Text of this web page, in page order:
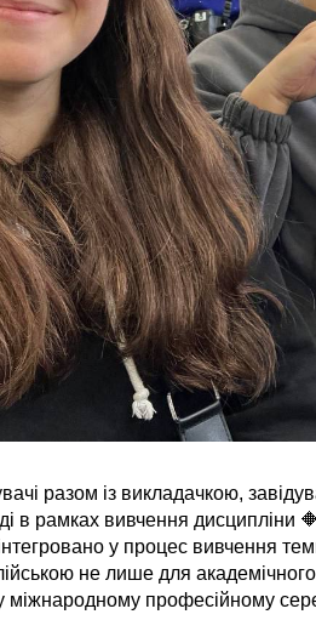
разом із викладачкою,
в рамках вивчення
у процес вивчення
не лише для
міжнародному професійному